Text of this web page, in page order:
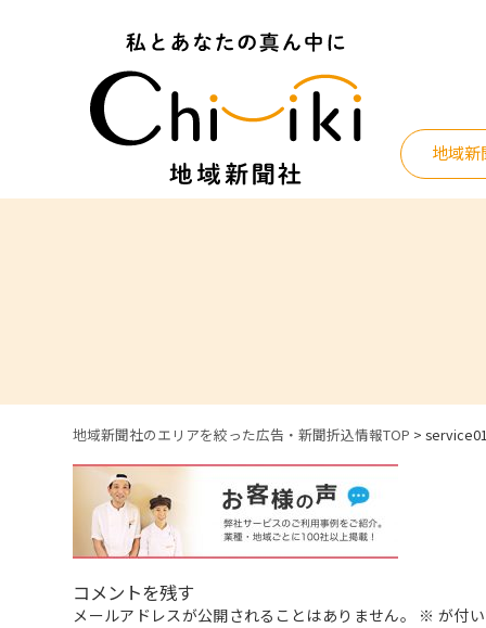
地域
地域新聞社のエリアを絞った広告・新聞折込情報TOP >
コメントを残す
メールアドレスが公開されることはありません。 ※ が付